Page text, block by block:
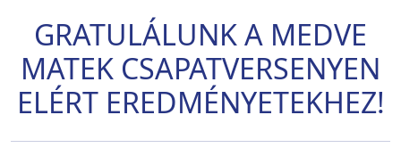
GRATULÁLUNK A MEDVE
MATEK CSAPATVERSENYEN
ELÉRT EREDMÉNYETEKHEZ!